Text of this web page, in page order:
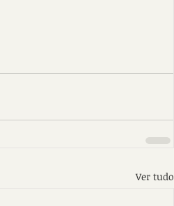
Ver tudo